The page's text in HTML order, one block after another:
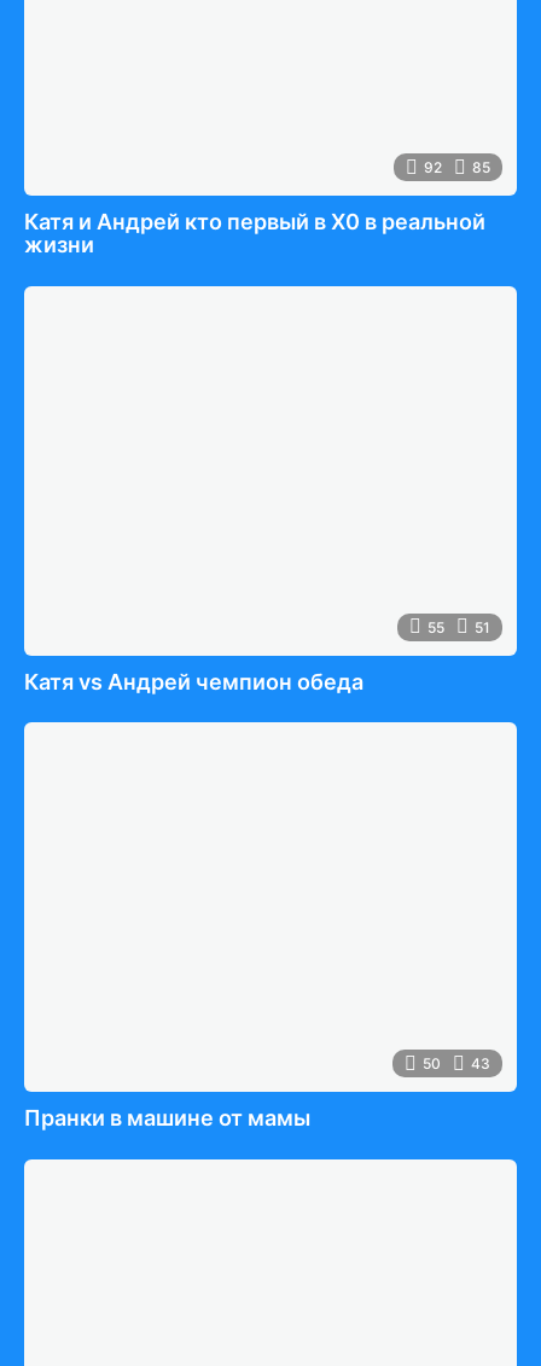
92 85
Катя и Андрей кто первый в Х0 в реальной
жизни
55 51
Катя vs Андрей чемпион обеда
50 43
Пранки в машине от мамы